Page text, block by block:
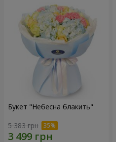
Букет "Небесна блакить"
5 383 грн